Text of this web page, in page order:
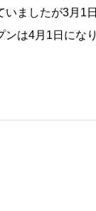
ましたが3月1
は4月1日にな